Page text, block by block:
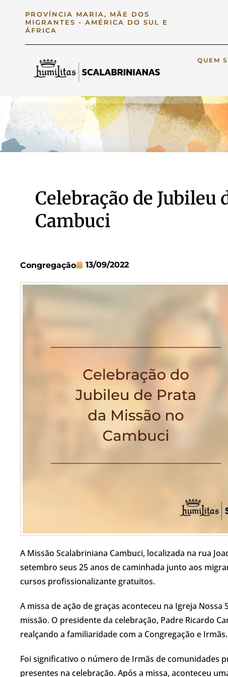
PROVÍNCIA MARIA, MÃE DOS
MIGRANTES - AMÉRICA DO SUL E
ÁFRICA
QUEM
Celebração de Jubileu
Cambuci
Congregação 13/09/2022
A Missão Scalabriniana Cambuci, localizada na rua
setembro seus 25 anos de caminhada junto aos
cursos profissionalizante gratuitos.
A missa de ação de graças aconteceu na Igreja
missão. O presidente da celebração, Padre Ricardo
realçando a familiaridade com a Congregação e Irmãs.
Foi significativo o número de Irmãs de comunidades
presentes na celebração. Após a missa, aconteceu